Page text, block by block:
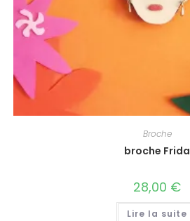
Broche
broche Frida
28,00 €
Lire la suite